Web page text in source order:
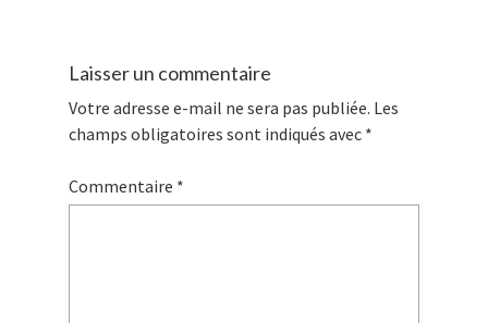
Laisser un commentaire
Votre adresse e-mail ne sera pas publiée. Les
champs obligatoires sont indiqués avec *
Commentaire *